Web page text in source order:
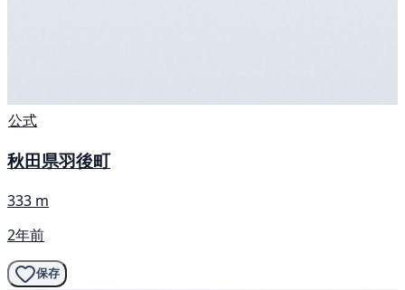
公式
秋田県羽後町
333 m
2年前
保存